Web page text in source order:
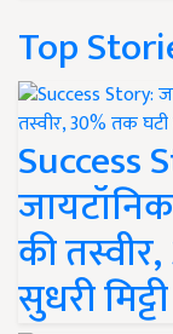
Top
Success
की
सुधरी